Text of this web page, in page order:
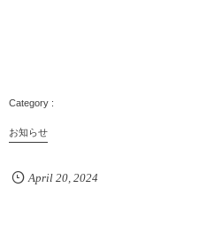
お知らせ
April 20, 2024